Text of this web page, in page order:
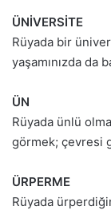
ÜNİVERSİTE
Rüyada bir
yaşamınızda da
ÜN
Rüyada ünlü
görmek; çevresi
ÜRPERME
Rüyada